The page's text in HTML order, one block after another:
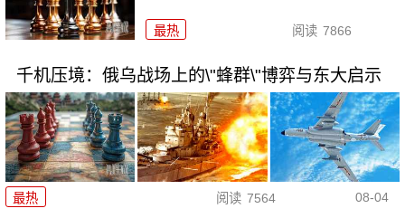
最热 阅读 7866
千机压境：俄乌战场上的\"蜂群\"博弈与东大启示
最热 阅读 7564 08-04